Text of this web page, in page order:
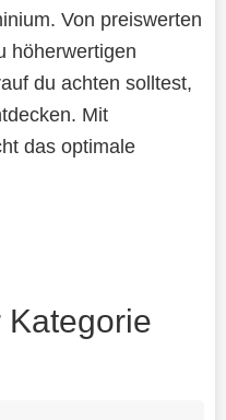
Von preiswerten
höherwertigen
du achten solltest,
Mit
das optimale
Kategorie